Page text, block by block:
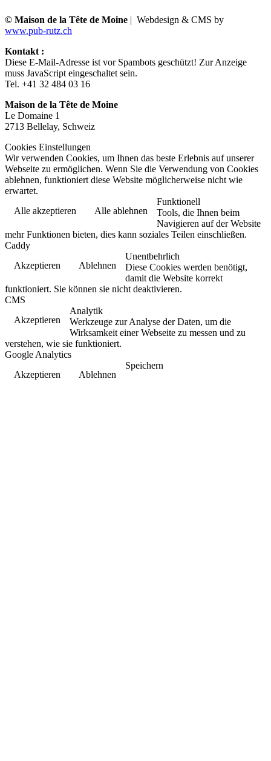
© Maison de la Tête de Moine | Webdesign & CMS by
www.pub-rutz.ch
Kontakt :
Diese E-Mail-Adresse ist vor Spambots geschützt! Zur Anzeige
muss JavaScript eingeschaltet sein.
Tel. +41 32 484 03 16
Maison de la Tête de Moine
Le Domaine 1
2713 Bellelay, Schweiz
Cookies Einstellungen
Wir verwenden Cookies, um Ihnen das beste Erlebnis auf unserer
Webseite zu ermöglichen. Wenn Sie die Verwendung von Cookies
ablehnen, funktioniert diese Website möglicherweise nicht wie
erwartet.
Alle akzeptieren
Alle ablehnen
Funktionell
Tools, die Ihnen beim
Navigieren auf der Website
mehr Funktionen bieten, dies kann soziales Teilen einschließen.
Caddy
Akzeptieren
Ablehnen
Unentbehrlich
Diese Cookies werden benötigt,
damit die Website korrekt
funktioniert. Sie können sie nicht deaktivieren.
CMS
Akzeptieren
Analytik
Werkzeuge zur Analyse der Daten, um die
Wirksamkeit einer Webseite zu messen und zu
verstehen, wie sie funktioniert.
Google Analytics
Akzeptieren
Ablehnen
Speichern